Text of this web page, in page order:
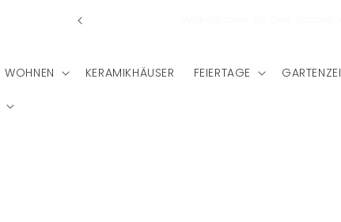
WOHNEN KERAMIKHÄUSER FEIERTAGE